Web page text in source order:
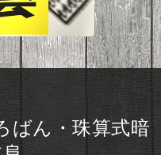
ばん・珠算式暗